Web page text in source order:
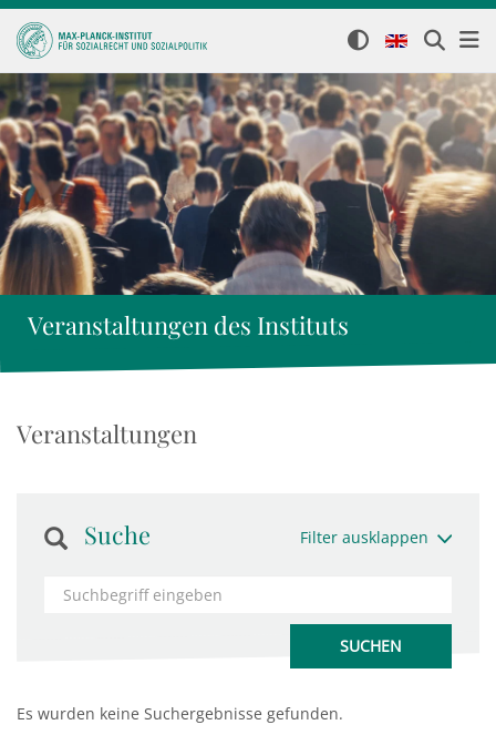
Veranstaltungen des Instituts
Veranstaltungen
Suche Filter ausklappen
Es wurden keine Suchergebnisse gefunden.